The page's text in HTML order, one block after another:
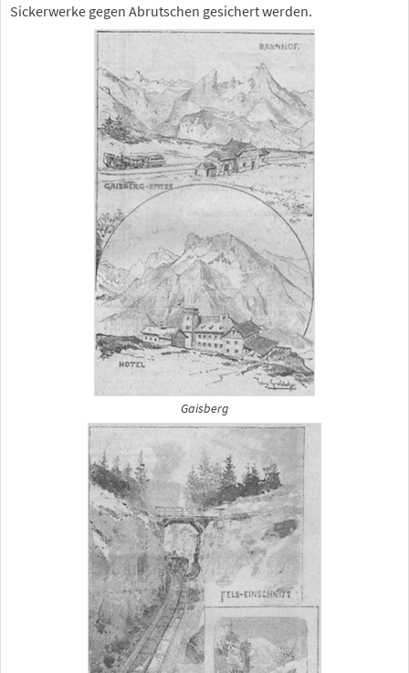
Sickerwerke gegen Abrutschen gesichert werden.
Gaisberg